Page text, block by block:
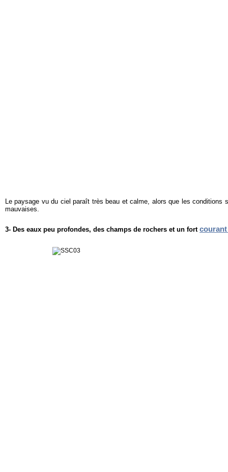
Le paysage vu du ciel paraît très beau et calme, alors que les conditions
mauvaises.
3- Des eaux peu profondes, des champs de rochers et un fort courant